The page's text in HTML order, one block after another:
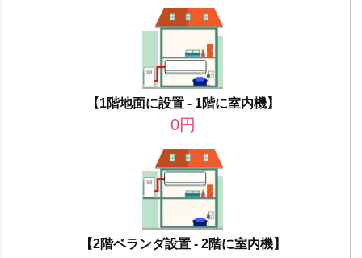
【1階地面に設置 - 1階に室内機】
0円
【2階ベランダ設置 - 2階に室内機】